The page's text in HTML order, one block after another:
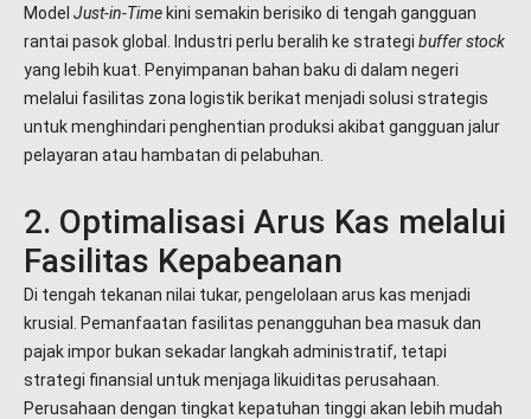
Model Just-in-Time kini semakin berisiko di tengah gangguan
rantai pasok global. Industri perlu beralih ke strategi buffer stock
yang lebih kuat. Penyimpanan bahan baku di dalam negeri
melalui fasilitas zona logistik berikat menjadi solusi strategis
untuk menghindari penghentian produksi akibat gangguan jalur
pelayaran atau hambatan di pelabuhan.
2. Optimalisasi Arus Kas melalui
Fasilitas Kepabeanan
Di tengah tekanan nilai tukar, pengelolaan arus kas menjadi
krusial. Pemanfaatan fasilitas penangguhan bea masuk dan
pajak impor bukan sekadar langkah administratif, tetapi
strategi finansial untuk menjaga likuiditas perusahaan.
Perusahaan dengan tingkat kepatuhan tinggi akan lebih mudah